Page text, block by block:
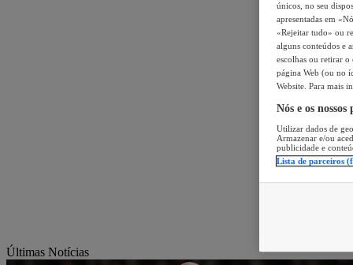
Últimas Notícias
únicos, no seu
apresentadas em
«Rejeitar tudo» ou
alguns conteúdos e
escolhas ou retirar
página Web (ou no
Website. Para mais
Nós e os
Utilizar dados de
Armazenar e/ou
publicidade e
Lista de parceiros